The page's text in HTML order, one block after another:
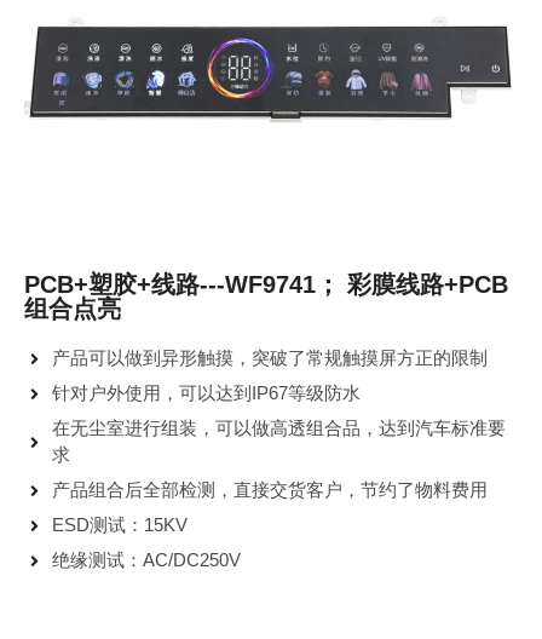
PCB+塑胶+线路---WF9741； 彩膜线路+PCB
组合点亮
产品可以做到异形触摸，突破了常规触摸屏方正的限制
针对户外使用，可以达到IP67等级防水
在无尘室进行组装，可以做高透组合品，达到汽车标准要
求
产品组合后全部检测，直接交货客户，节约了物料费用
ESD测试：15KV
绝缘测试：AC/DC250V